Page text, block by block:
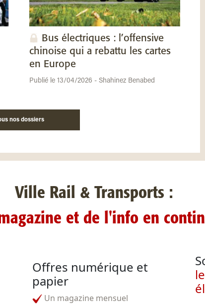
Bus électriques : l’offensive
chinoise qui a rebattu les cartes
en Europe
Publié le 13/04/2026 - Shahinez Benabed
Tous nos dossiers
Ville Rail & Transports :
et de l'info en
Offres numérique et
papier
Un magazine mensuel